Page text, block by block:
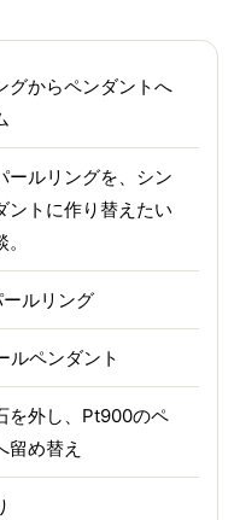
グからペンダントへ
ールリングを、シン
ントに作り替えたい
ルリング
ルペンダント
を外し、Pt900のペ
留め替え